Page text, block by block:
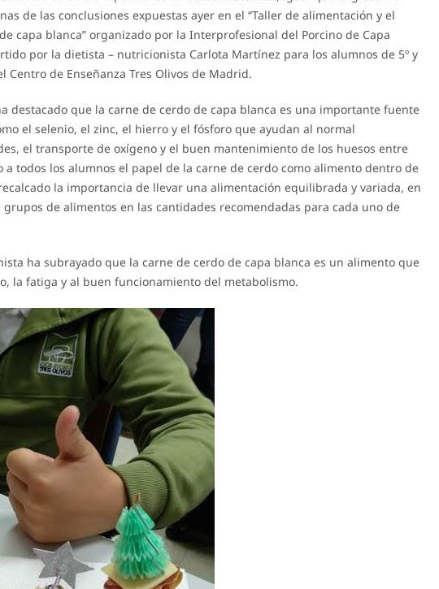
de las conclusiones expuestas ayer en el “Taller de alimentación y el
capa blanca” organizado por la Interprofesional del Porcino de Capa
por la dietista – nutricionista Carlota Martínez para los alumnos de 5º y
Centro de Enseñanza Tres Olivos de Madrid.
destacado que la carne de cerdo de capa blanca es una importante fuente
el selenio, el zinc, el hierro y el fósforo que ayudan al normal
el transporte de oxígeno y el buen mantenimiento de los huesos entre
a todos los alumnos el papel de la carne de cerdo como alimento dentro de
la importancia de llevar una alimentación equilibrada y variada, en
de alimentos en las cantidades recomendadas para cada uno de
ha subrayado que la carne de cerdo de capa blanca es un alimento que
la fatiga y al buen funcionamiento del metabolismo.